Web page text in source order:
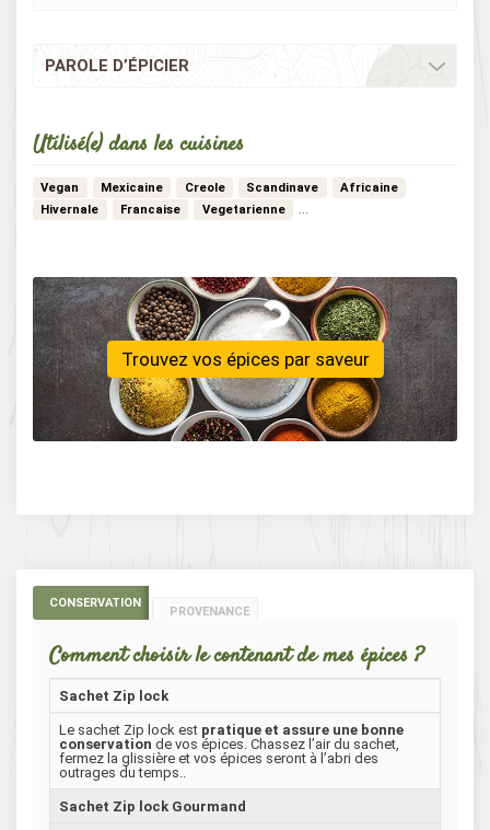
PAROLE D’ÉPICIER
Utilisé(e) dans les cuisines
Vegan Mexicaine Creole Scandinave
Africaine
Hivernale
Francaise Vegetarienne …
Trouvez vos épices par saveur
CONSERVATION
PROVENANCE
Comment choisir le contenant de mes épices ?
Sachet Zip lock
Le sachet Zip lock est pratique et assure une bonne
conservation de vos épices. Chassez l’air du sachet,
fermez la glissière et vos épices seront à l’abri des
outrages du temps..
Sachet Zip lock Gourmand